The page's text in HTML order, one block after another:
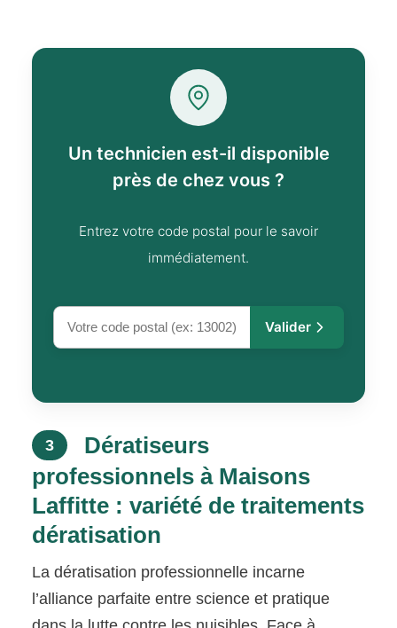
Un technicien est-il disponible
près de chez vous ?
Entrez votre code postal pour le savoir
immédiatement.
Valider
3
Dératiseurs
professionnels à Maisons
Laffitte : variété de traitements
dératisation
La dératisation professionnelle incarne
l’alliance parfaite entre science et pratique